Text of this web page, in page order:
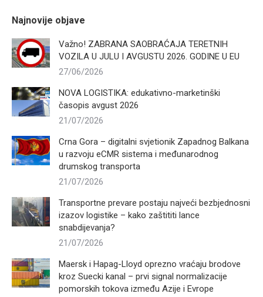
Najnovije objave
Važno! ZABRANA SAOBRAĆAJA TERETNIH
VOZILA U JULU I AVGUSTU 2026. GODINE U EU
27/06/2026
NOVA LOGISTIKA: edukativno-marketinški
časopis avgust 2026
21/07/2026
Crna Gora – digitalni svjetionik Zapadnog Balkana
u razvoju eCMR sistema i međunarodnog
drumskog transporta
21/07/2026
Transportne prevare postaju najveći bezbjednosni
izazov logistike – kako zaštititi lance
snabdijevanja?
21/07/2026
Maersk i Hapag-Lloyd oprezno vraćaju brodove
kroz Suecki kanal – prvi signal normalizacije
pomorskih tokova između Azije i Evrope